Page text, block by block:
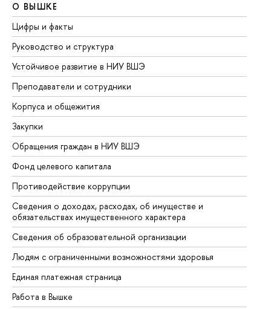
О ВЫШКЕ
Цифры и факты
Руководство и структура
Устойчивое развитие в НИУ ВШЭ
Преподаватели и сотрудники
Корпуса и общежития
Закупки
Обращения граждан в НИУ ВШЭ
Фонд целевого капитала
Противодействие коррупции
Сведения о доходах, расходах, об имуществе и
обязательствах имущественного характера
Сведения об образовательной организации
Людям с ограниченными возможностями здоровья
Единая платежная страница
Работа в Вышке